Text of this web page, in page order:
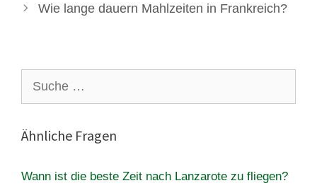
Wie lange dauern Mahlzeiten in Frankreich?
nach:
Ähnliche Fragen
Wann ist die beste Zeit nach Lanzarote zu fliegen?